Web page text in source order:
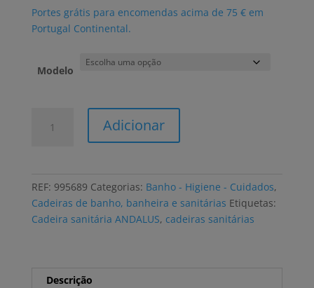
156,00€
Portes grátis para encomendas acima de 75 € em
Portugal Continental.
Modelo
ANDALUS
Adicionar
REF: 995689 Categorias: Banho - Higiene - Cuidados,
Cadeiras de banho, banheira e sanitárias Etiquetas:
Cadeira sanitária ANDALUS, cadeiras sanitárias
Descrição